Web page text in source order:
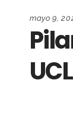
mayo 9,